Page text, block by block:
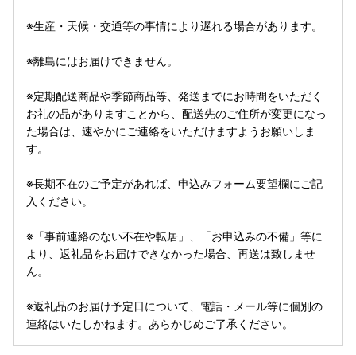
※生産・天候・交通等の事情により遅れる場合があります。
※離島にはお届けできません。
※定期配送商品や季節商品等、発送までにお時間をいただく
お礼の品がありますことから、配送先のご住所が変更になっ
た場合は、速やかにご連絡をいただけますようお願いしま
す。
※長期不在のご予定があれば、申込みフォーム要望欄にご記
入ください。
※「事前連絡のない不在や転居」、「お申込みの不備」等に
より、返礼品をお届けできなかった場合、再送は致しませ
ん。
※返礼品のお届け予定日について、電話・メール等に個別の
連絡はいたしかねます。あらかじめご了承ください。